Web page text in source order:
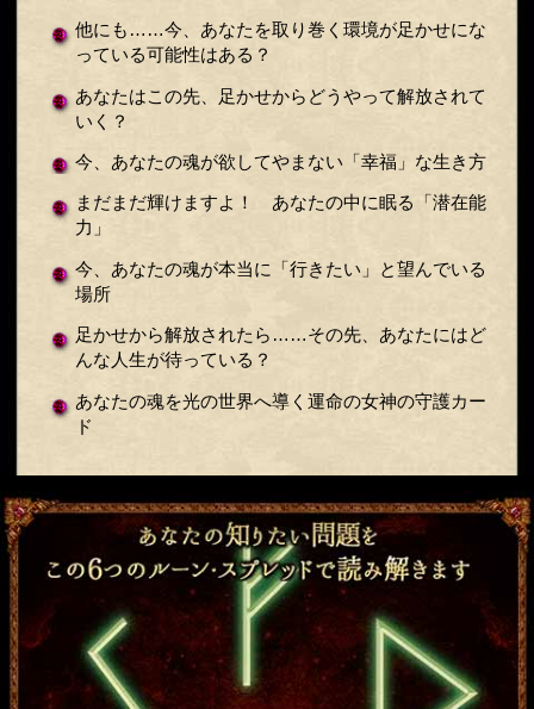
他にも……今、あなたを取り巻く環境が足かせにな
っている可能性はある？
あなたはこの先、足かせからどうやって解放されて
いく？
今、あなたの魂が欲してやまない「幸福」な生き方
まだまだ輝けますよ！ あなたの中に眠る「潜在能
力」
今、あなたの魂が本当に「行きたい」と望んでいる
場所
足かせから解放されたら……その先、あなたにはど
んな人生が待っている？
あなたの魂を光の世界へ導く運命の女神の守護カー
ド